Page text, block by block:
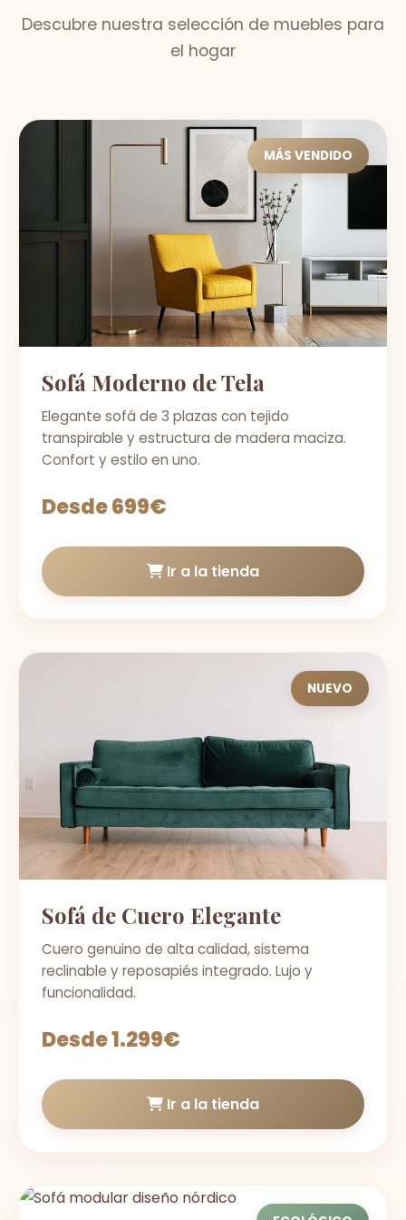
Descubre nuestra selección de muebles para
el hogar
MÁS VENDIDO
Sofá Moderno de Tela
Elegante sofá de 3 plazas con tejido
transpirable y estructura de madera maciza.
Confort y estilo en uno.
Desde 699€
Ir a la tienda
NUEVO
Sofá de Cuero Elegante
Cuero genuino de alta calidad, sistema
reclinable y reposapiés integrado. Lujo y
funcionalidad.
Desde 1.299€
Ir a la tienda